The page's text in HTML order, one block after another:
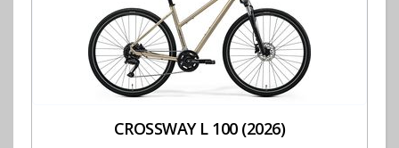
CROSSWAY L 100 (2026)